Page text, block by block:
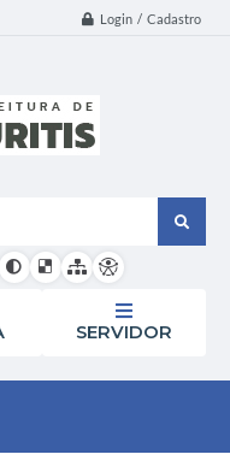
Login / Cadastro
SERVIDOR